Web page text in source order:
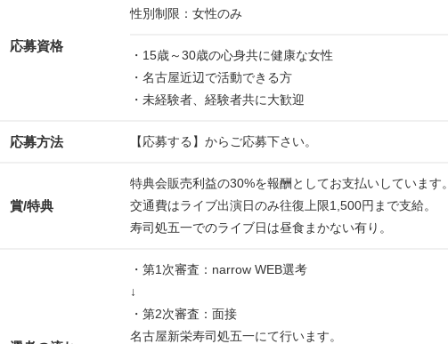
応募資格
性別制限：女性のみ
・15歳～30歳の心身共に健康な女性
・名古屋近辺で活動できる方
・未経験者、経験者共に大歓迎
応募方法 【応募する】からご応募下さい。
賞/特典
特典会販売利益の30%を報酬としてお支払いしています。
交通費はライブ出演日のみ往復上限1,500円まで支給。
寿司処五一でのライブ日は昼食まかない有り。
・第1次審査：narrow WEB選考
↓
・第2次審査：面接
名古屋新栄寿司処五一にて行います。